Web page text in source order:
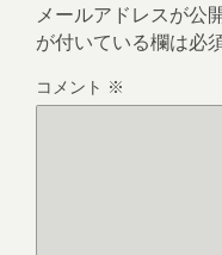
メールアドレスが公
が付いている欄は必
コメント ※